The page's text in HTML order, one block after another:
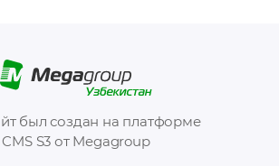
был создан на платформе
CMS S3 от Megagroup